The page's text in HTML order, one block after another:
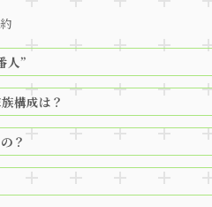
人”
構成は？
？